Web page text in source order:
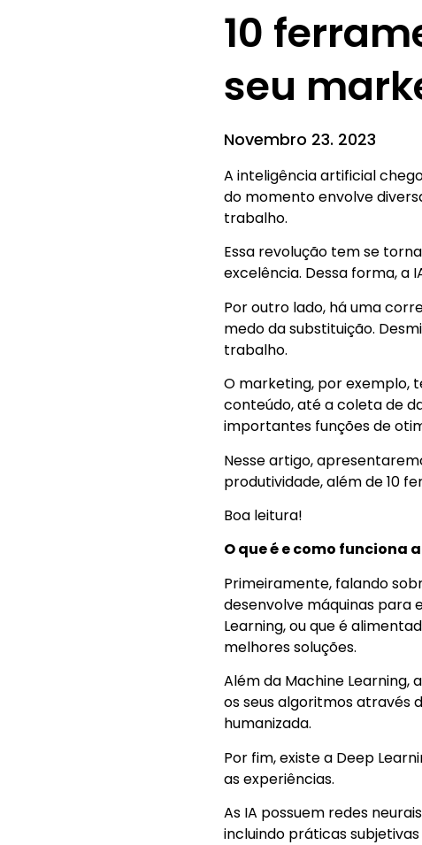
10
seu
Novembro 23. 2023
A inteligência artificial
do momento envolve
trabalho.
Essa revolução tem se
excelência. Dessa forma, a
Por outro lado, há uma
medo da substituição.
trabalho.
O marketing, por exemplo,
conteúdo, até a coleta de
importantes funções de
Nesse artigo,
produtividade, além de 10
Boa leitura!
O que é e como funciona
Primeiramente, falando
desenvolve máquinas para
Learning, ou que é
melhores soluções.
Além da Machine Learning,
os seus algoritmos através
humanizada.
Por fim, existe a Deep
as experiências.
As IA possuem redes
incluindo práticas